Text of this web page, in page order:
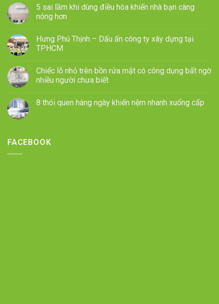
5 sai lầm khi dùng điều hòa khiến nhà bạn càng
nóng hơn
Hưng Phú Thịnh – Dấu ấn công ty xây dựng tại
TPHCM
Chiếc lỗ nhỏ trên bồn rửa mặt có công dụng bất ngờ
nhiều người chưa biết
8 thói quen hàng ngày khiến nệm nhanh xuống cấp
FACEBOOK